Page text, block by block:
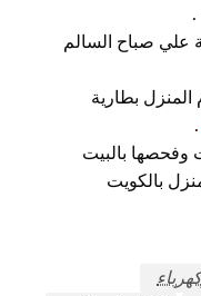
.
علي صباح السالم
بطارية
.
وفحصها بالبيت
بالكويت